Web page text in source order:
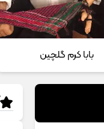
بابا کرم گلچین